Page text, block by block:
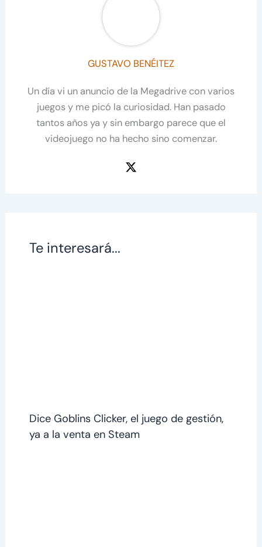
GUSTAVO BENÉITEZ
Un día vi un anuncio de la Megadrive con varios
juegos y me picó la curiosidad. Han pasado
tantos años ya y sin embargo parece que el
videojuego no ha hecho sino comenzar.
Te interesará...
Dice Goblins Clicker, el juego de gestión,
ya a la venta en Steam